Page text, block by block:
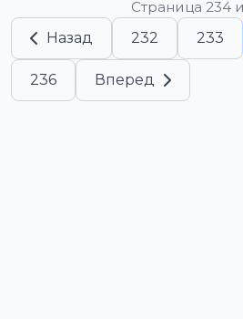
Страница 234
Назад
232 233
236 Вперед